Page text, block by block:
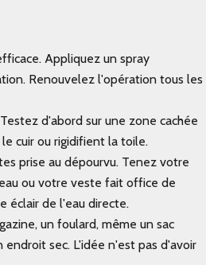
Appliquez un spray
Renouvelez l'opération tous les
d'abord sur une zone cachée
cuir ou rigidifient la toile.
prise au dépourvu. Tenez votre
ou votre veste fait office de
éclair de l'eau directe.
un foulard, même un sac
sec. L'idée n'est pas d'avoir